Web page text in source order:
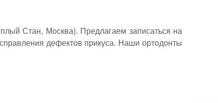
Стан, Москва). Предлагаем записаться на
дефектов прикуса. Наши ортодонты